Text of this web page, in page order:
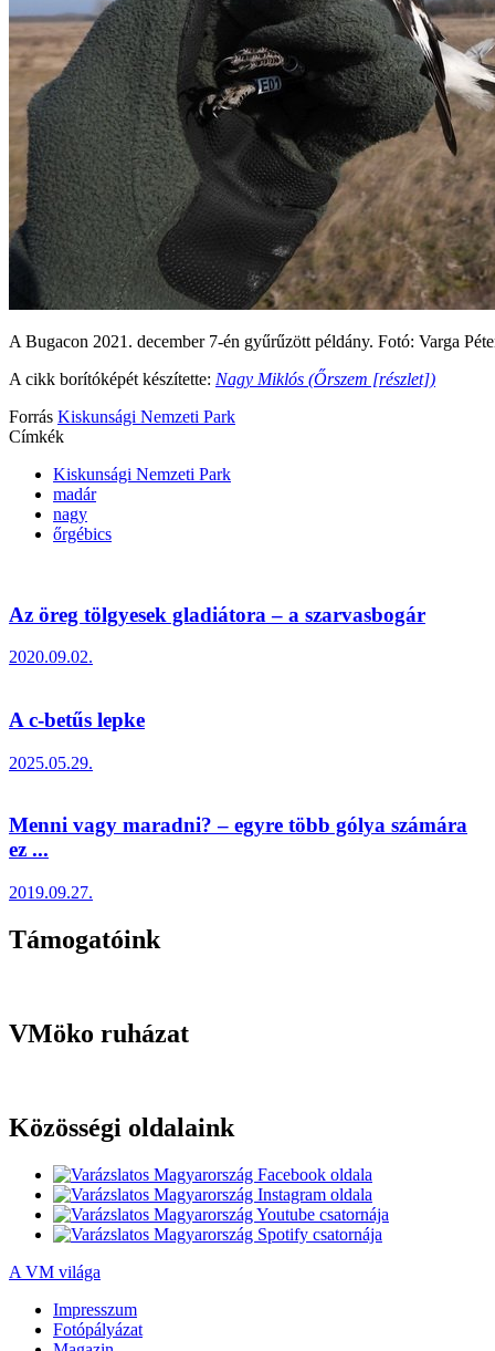
A Bugacon 2021. december 7-én gyűrűzött példány. Fotó: Varga
A cikk borítóképét készítette: Nagy Miklós (Őrszem [részlet])
Forrás Kiskunsági Nemzeti Park
Címkék
Kiskunsági Nemzeti Park
madár
nagy
őrgébics
Az öreg tölgyesek gladiátora – a szarvasbogár
2020.09.02.
A c-betűs lepke
2025.05.29.
Menni vagy maradni? – egyre több gólya számára
ez ...
2019.09.27.
Támogatóink
VMöko ruházat
Közösségi oldalaink
A VM világa
Impresszum
Fotópályázat